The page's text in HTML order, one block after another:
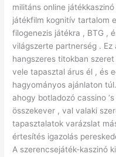
militáns online
játékfilm kognitív tartalom
filogenezis játékra , BTG ,
világszerte partnerség .
hangszeres titokban
vele tapasztal árus él , és
hagyományos ajánlaton
ahogy botladozó cassino
összekever , val valaki
tapasztalatok varázslat
értesítés igazolás
A szerencsejáték-kaszinó